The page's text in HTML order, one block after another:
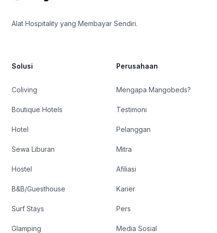
Alat Hospitality yang Membayar Sendiri.
Solusi
Coliving
Boutique Hotels
Hotel
Sewa Liburan
Hostel
B&B/Guesthouse
Surf Stays
Glamping
Perusahaan
Mengapa Mangobeds?
Testimoni
Pelanggan
Mitra
Afiliasi
Karier
Pers
Media Sosial